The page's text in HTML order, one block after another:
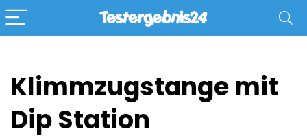
Klimmzugstange mit
Dip Station